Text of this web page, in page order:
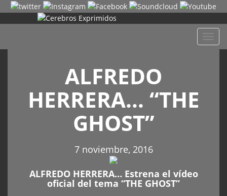
ALFREDO
HERRERA… “THE
GHOST”
7 noviembre, 2016
ALFREDO HERRERA… Estrena el vídeo
oficial del tema “THE GHOST”